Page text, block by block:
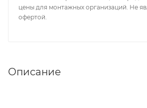
цены для монтажных организаций. Не
офертой.
Описание